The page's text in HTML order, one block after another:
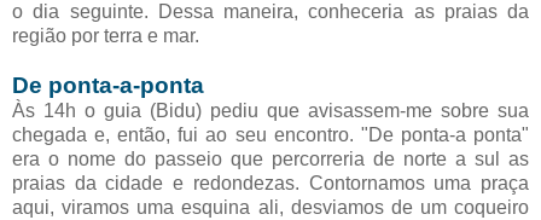
o dia seguinte. Dessa maneira, conheceria as praias da
região por terra e mar.
De ponta-a-ponta
Às 14h o guia (Bidu) pediu que avisassem-me sobre sua
chegada e, então, fui ao seu encontro. "De ponta-a ponta"
era o nome do passeio que percorreria de norte a sul as
praias da cidade e redondezas. Contornamos uma praça
aqui, viramos uma esquina ali, desviamos de um coqueiro